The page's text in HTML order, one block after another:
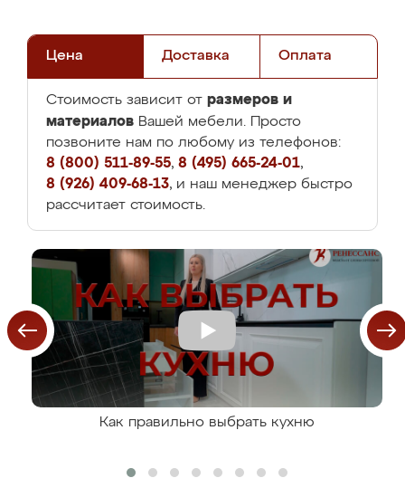
Цена Доставка Оплата
Стоимость зависит от размеров и
материалов Вашей мебели. Просто
позвоните нам по любому из телефонов:
8 (800) 511-89-55, 8 (495) 665-24-01,
8 (926) 409-68-13, и наш менеджер быстро
рассчитает стоимость.
Как правильно выбрать кухню